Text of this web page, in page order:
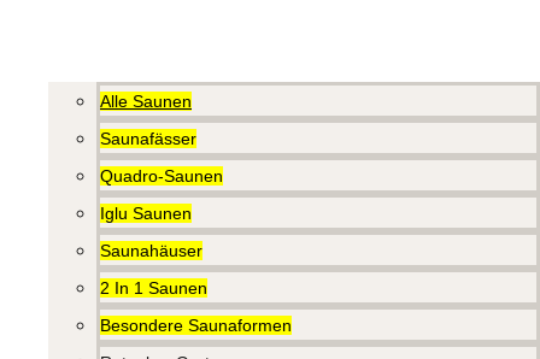
Alle Saunen
Saunafässer
Quadro-Saunen
Iglu Saunen
Saunahäuser
2 In 1 Saunen
Besondere Saunaformen